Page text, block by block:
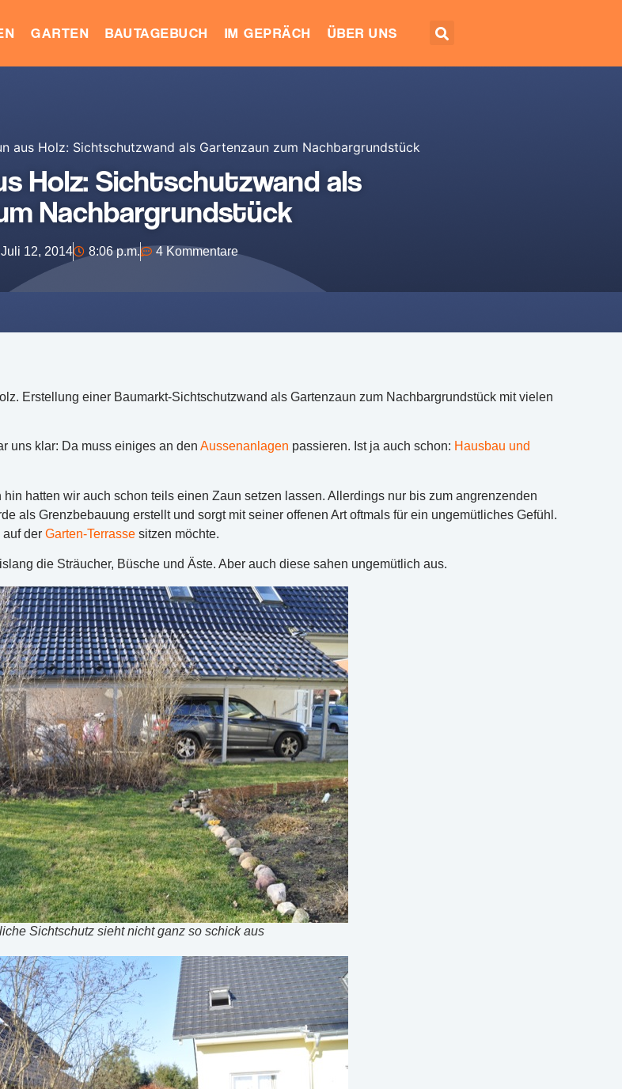
GARTEN BAUTAGEBUCH IM GEPRÄCH ÜBER UNS
aus Holz: Sichtschutzwand als Gartenzaun zum Nachbargrundstück
Holz: Sichtschutzwand als
Nachbargrundstück
Juli 12, 2014 8:06 p.m. 4 Kommentare
Erstellung einer Baumarkt-Sichtschutzwand als Gartenzaun zum Nachbargrundstück mit vielen
uns klar: Da muss einiges an den Aussenanlagen passieren. Ist ja auch schon: Hausbau und
hatten wir auch schon teils einen Zaun setzen lassen. Allerdings nur bis zum angrenzenden
als Grenzbebauung erstellt und sorgt mit seiner offenen Art oftmals für ein ungemütliches Gefühl.
der Garten-Terrassesitzen möchte.
die Sträucher, Büsche und Äste. Aber auch diese sahen ungemütlich aus.
Sichtschutz sieht nicht ganz so schick aus